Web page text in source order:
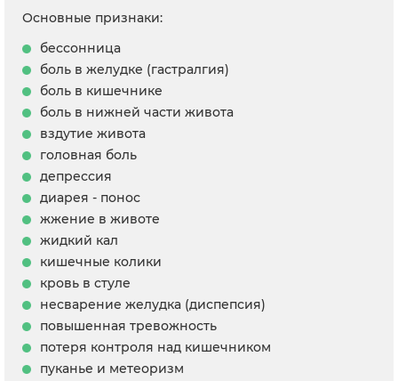
Основные признаки:
бессонница
боль в желудке (гастралгия)
боль в кишечнике
боль в нижней части живота
вздутие живота
головная боль
депрессия
диарея - понос
жжение в животе
жидкий кал
кишечные колики
кровь в стуле
несварение желудка (диспепсия)
повышенная тревожность
потеря контроля над кишечником
пуканье и метеоризм